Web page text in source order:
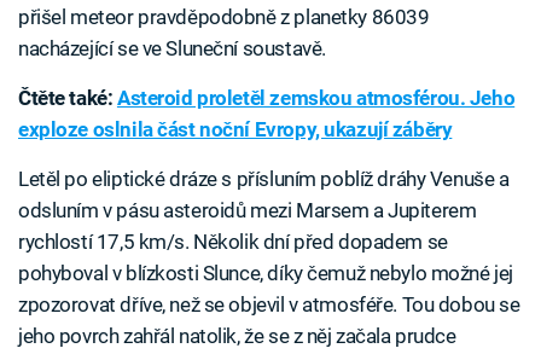
přišel meteor pravděpodobně z planetky 86039
nacházející se ve Sluneční soustavě.
Čtěte také: Asteroid proletěl zemskou atmosférou. Jeho
exploze oslnila část noční Evropy, ukazují záběry
Letěl po eliptické dráze s přísluním poblíž dráhy Venuše a
odsluním v pásu asteroidů mezi Marsem a Jupiterem
rychlostí 17,5 km/s. Několik dní před dopadem se
pohyboval v blízkosti Slunce, díky čemuž nebylo možné jej
zpozorovat dříve, než se objevil v atmosféře. Tou dobou se
jeho povrch zahřál natolik, že se z něj začala prudce